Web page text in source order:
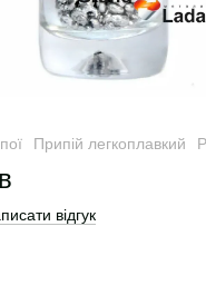
Припій легкоплавкий
відгук